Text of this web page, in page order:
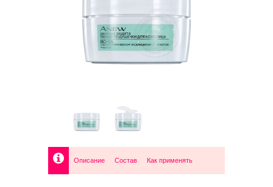
Описание Состав Как применять